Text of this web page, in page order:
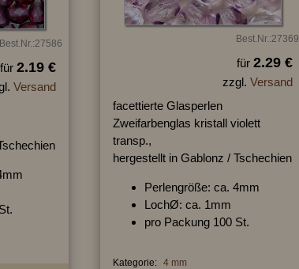
Best.Nr.:27586
für 2.19 €
Versand
Best.Nr.:27369
für 2.29 €
zzgl. Versand
facettierte Glasperlen
Zweifarbenglas kristall violett
transp.,
hergestellt in Gablonz / Tschechien
Perlengröße: ca. 4mm
LochØ: ca. 1mm
pro Packung 100 St.
Kategorie: 4 mm